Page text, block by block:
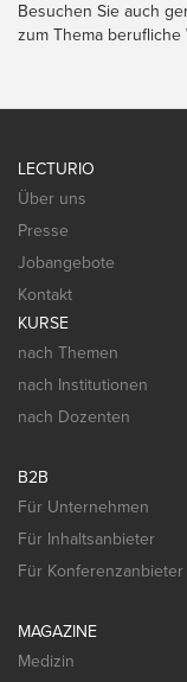
Besuchen Sie auch
zum Thema berufliche
LECTURIO
Über uns
Presse
Jobangebote
Kontakt
KURSE
nach Themen
nach Institutionen
nach Dozenten
B2B
Für Unternehmen
Für Inhaltsanbieter
Für Konferenzanbieter
MAGAZINE
Medizin